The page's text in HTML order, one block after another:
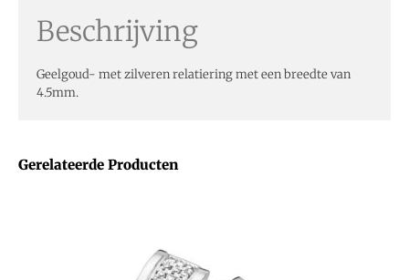
Gerelateerde Producten
Beschrijving
Geelgoud- met zilveren relatiering met een breedte van
4.5mm.